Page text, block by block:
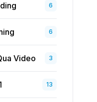
6
6
Video 3
13